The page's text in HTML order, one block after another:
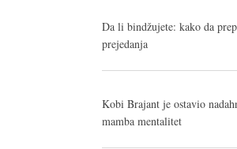
Da li bindžujete: kako da
prejedanja
Kobi Brajant je ostavio
mamba mentalitet